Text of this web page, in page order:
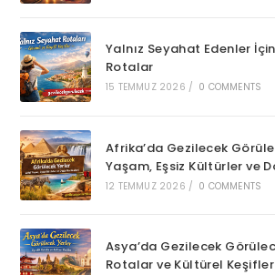
Yalnız Seyahat Edenler
Rotalar
15 TEMMUZ 2026 / 0 COMMENTS
Afrika’da Gezilecek
Yaşam, Eşsiz Kültürler ve
12 TEMMUZ 2026 / 0 COMMENTS
Asya’da Gezilecek
Rotalar ve Kültürel Keşifler